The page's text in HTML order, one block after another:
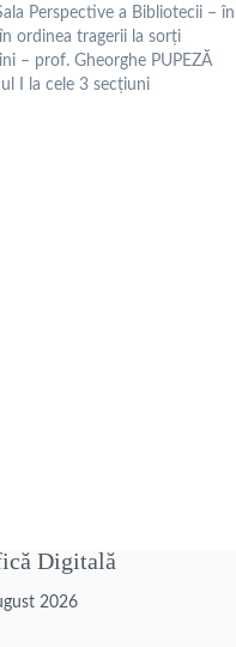
Perspective a Bibliotecii –
ordinea tragerii la sorți
– prof. Gheorghe PUPEZĂ
I la cele 3 secțiuni
Digitală
2026